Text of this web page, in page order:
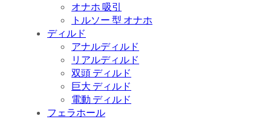
オナホ 吸引
トルソー 型 オナホ
ディルド
アナルディルド
リアルディルド
双頭 ディルド
巨大 ディルド
電動 ディルド
フェラホール